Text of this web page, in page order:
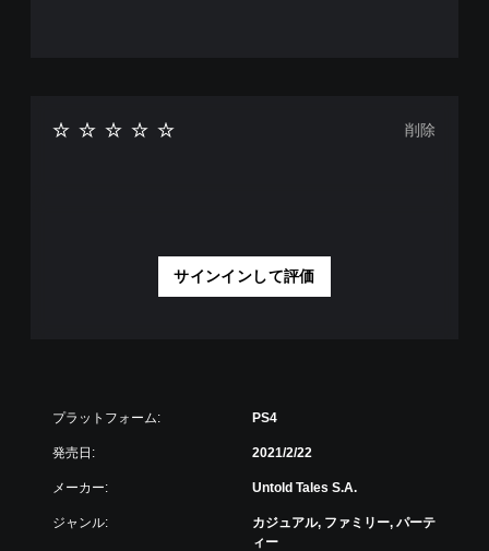
サインインして評価
削除
プラットフォーム: PS4
発売日: 2021/2/22
メーカー: Untold Tales S.A.
ジャンル:
カジュアル, ファミリー, パーテ
ィー